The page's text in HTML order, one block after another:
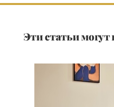
Эти статьи